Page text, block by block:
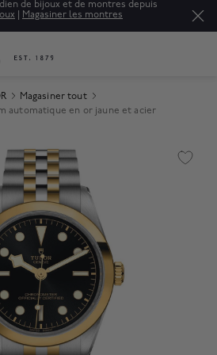
de bijoux et de montres depuis
Magasiner les montres
Magasiner tout
automatique en or jaune et acier